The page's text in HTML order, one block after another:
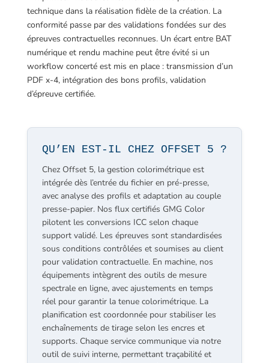
technique dans la réalisation fidèle de la création. La
conformité passe par des validations fondées sur des
épreuves contractuelles reconnues. Un écart entre BAT
numérique et rendu machine peut être évité si un
workflow concerté est mis en place : transmission d’un
PDF x-4, intégration des bons profils, validation
d’épreuve certifiée.
QU’EN EST-IL CHEZ OFFSET 5 ?
Chez Offset 5, la gestion colorimétrique est
intégrée dès l’entrée du fichier en pré-presse,
avec analyse des profils et adaptation au couple
presse-papier. Nos flux certifiés GMG Color
pilotent les conversions ICC selon chaque
support validé. Les épreuves sont standardisées
sous conditions contrôlées et soumises au client
pour validation contractuelle. En machine, nos
équipements intègrent des outils de mesure
spectrale en ligne, avec ajustements en temps
réel pour garantir la tenue colorimétrique. La
planification est coordonnée pour stabiliser les
enchaînements de tirage selon les encres et
supports. Chaque service communique via notre
outil de suivi interne, permettant traçabilité et